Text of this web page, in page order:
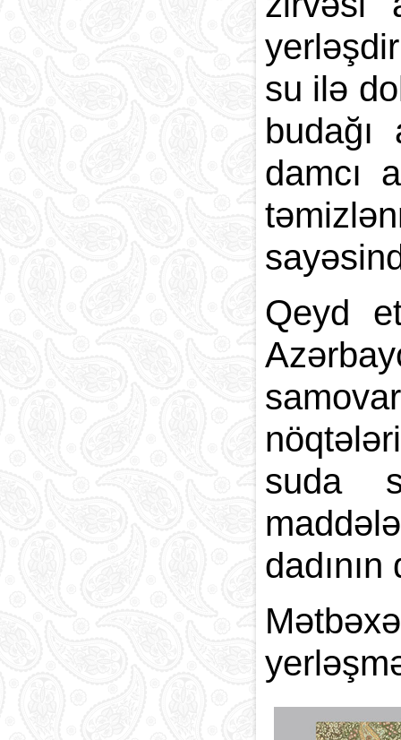
su ilə
budağı
damcı
Qeyd
suda